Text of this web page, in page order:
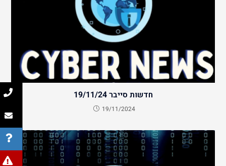
חדשות סייבר 19/11/24
19/11/2024